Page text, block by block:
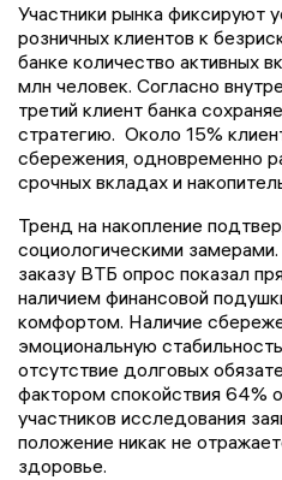
Участники рынка фиксируют
розничных клиентов к
банке количество активных
млн человек. Согласно
третий клиент банка
стратегию. Около 15%
сбережения, одновременно
срочных вкладах и
Тренд на накопление
социологическими
заказу ВТБ опрос показал
наличием финансовой
комфортом. Наличие
эмоциональную
отсутствие долговых
фактором спокойствия 64%
участников исследования
положение никак не
здоровье.